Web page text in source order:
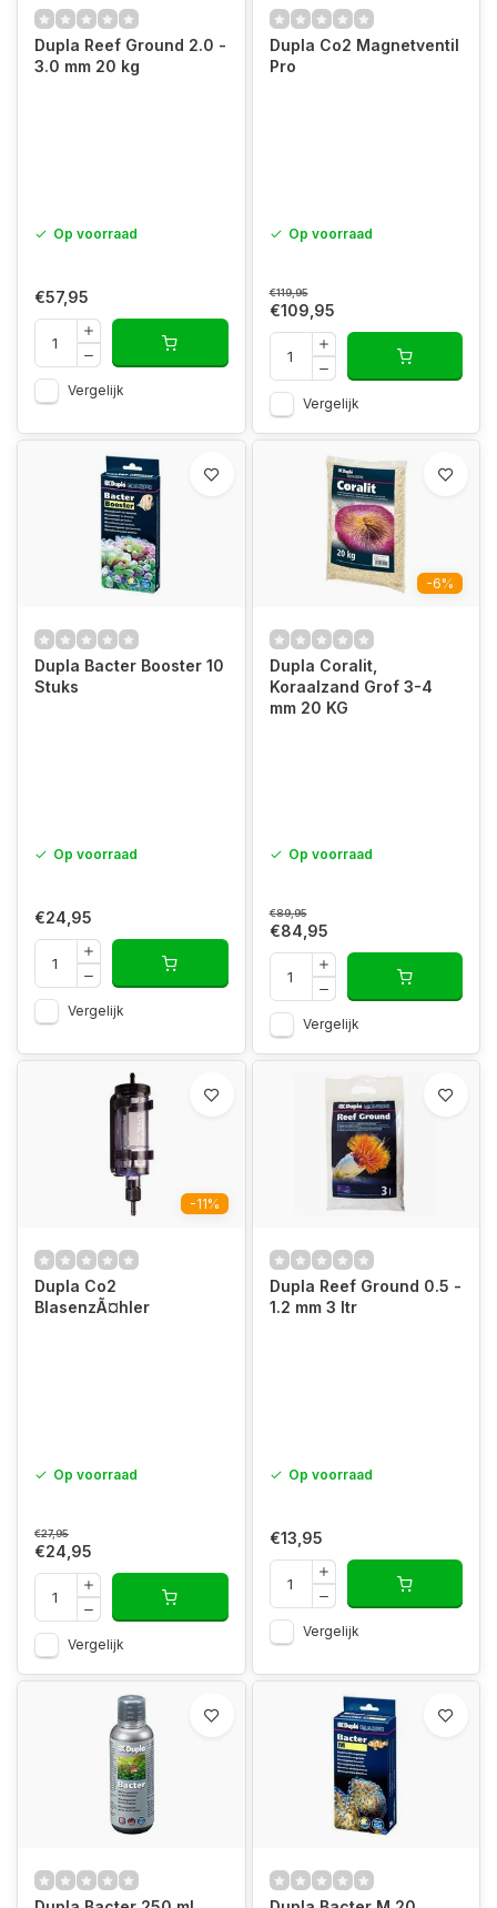
Dupla Reef Ground 2.0 -
3.0 mm 20 kg
Op voorraad
€57,95
Vergelijk
Dupla Co2 Magnetventil
Pro
Op voorraad
€119,95
€109,95
Vergelijk
Dupla Bacter Booster 10
Stuks
Op voorraad
€24,95
Vergelijk
-6%
Dupla Coralit,
Koraalzand Grof 3-4
mm 20 KG
Op voorraad
€89,95
€84,95
Vergelijk
-11%
Dupla Co2
BlasenzÃ¤hler
Op voorraad
€27,95
€24,95
Vergelijk
Dupla Reef Ground 0.5 -
1.2 mm 3 ltr
Op voorraad
€13,95
Vergelijk